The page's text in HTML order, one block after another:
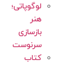
لوگوپاتی؛
هنر
بازسازی
سرنوست
کتاب